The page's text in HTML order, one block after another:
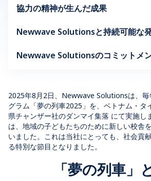
2025年8月2日、Newwave Solutionsは、毎
グラム「夢の列車2025」を、 ベトナム・タ
県チャンザー社のダンマイ集落 にて実施し
は、地域の子どもたちのために新しい校舎
いました。これは当社にとっても、社会貢
る特別な節目となりました。
「夢の列車」
協力の精神が生んだ成果
Newwave Solutionsと持続可能な
Newwave Solutionsのコミットメ